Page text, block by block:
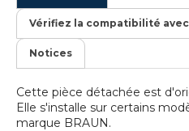
Vérifiez la compatibilité
Notices
Cette pièce détachée est
Elle s'installe sur certains
marque BRAUN.